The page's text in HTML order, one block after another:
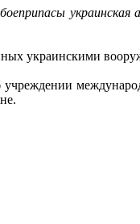
украинская
украинскими